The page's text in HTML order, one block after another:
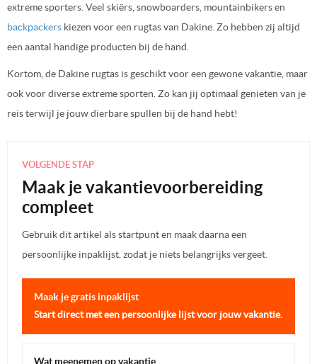
extreme sporters. Veel skiërs, snowboarders, mountainbikers en
backpackers kiezen voor een rugtas van Dakine. Zo hebben zij altijd
een aantal handige producten bij de hand.
Kortom, de Dakine rugtas is geschikt voor een gewone vakantie, maar
ook voor diverse extreme sporten. Zo kan jij optimaal genieten van je
reis terwijl je jouw dierbare spullen bij de hand hebt!
VOLGENDE STAP
Maak je vakantievoorbereiding
compleet
Gebruik dit artikel als startpunt en maak daarna een
persoonlijke inpaklijst, zodat je niets belangrijks vergeet.
Maak je gratis inpaklijst
Start direct met een persoonlijke lijst voor jouw vakantie.
Wat meenemen op vakantie